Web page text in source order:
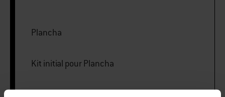
Plancha
Kit initial pour Plancha